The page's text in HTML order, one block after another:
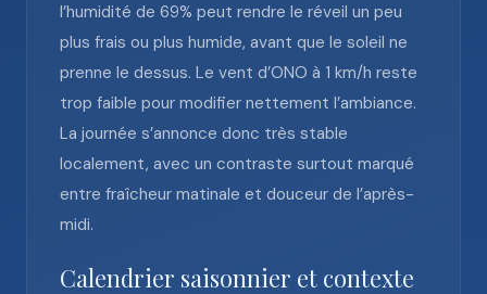
l’humidité de 69% peut rendre le réveil un peu
plus frais ou plus humide, avant que le soleil ne
prenne le dessus. Le vent d’ONO à 1 km/h reste
trop faible pour modifier nettement l’ambiance.
La journée s’annonce donc très stable
localement, avec un contraste surtout marqué
entre fraîcheur matinale et douceur de l’après-
midi.
Calendrier saisonnier et contexte